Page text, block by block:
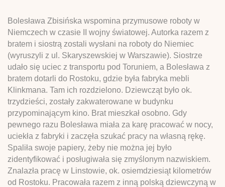
Bolesława Zbisińska wspomina przymusowe roboty w
Niemczech w czasie II wojny światowej. Autorka razem z
bratem i siostrą zostali wysłani na roboty do Niemiec
(wyruszyli z ul. Skaryszewskiej w Warszawie). Siostrze
udało się uciec z transportu pod Toruniem, a Bolesława z
bratem dotarli do Rostoku, gdzie była fabryka mebli
Klinkmana. Tam ich rozdzielono. Dziewcząt było ok.
trzydzieści, zostały zakwaterowane w budynku
przypominającym kino. Brat mieszkał osobno. Gdy
pewnego razu Bolesława miała za karę pracować w nocy,
uciekła z fabryki i zaczęła szukać pracy na własną rękę.
Spaliła swoje papiery, żeby nie można jej było
zidentyfikować i posługiwała się zmyślonym nazwiskiem.
Znalazła pracę w Linstowie, ok. osiemdziesiąt kilometrów
od Rostoku. Pracowała razem z inną polską dziewczyną w